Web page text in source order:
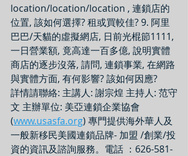
location/location/location , 連鎖店的
位置, 該如何選擇? 租或買較佳? 9. 阿里
巴巴/天貓的虛擬網店, 日前光棍節1111,
一日營業額, 竟高達一百多億, 說明實體
商店的逐步沒落, 請問, 連鎖事業, 在網路
與實體方面, 有何影響? 該如何因應?
詳情請聯絡: 主講人: 謝宗煌 主持人: 范守
文 主辦單位: 美亞連鎖企業協會
(www.usasfa.org) 專門提供海外華人及
一般新移民美國連鎖品牌- 加盟 /創業/投
資的資訊及諮詢服務。電話 ：626-581-